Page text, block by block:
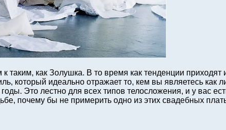
как Золушка. В то время как тенденции приходят
который идеально отражает то, кем вы являетесь как
Это лестно для всех типов телосложения, и у вас
почему бы не примерить одно из этих свадебных